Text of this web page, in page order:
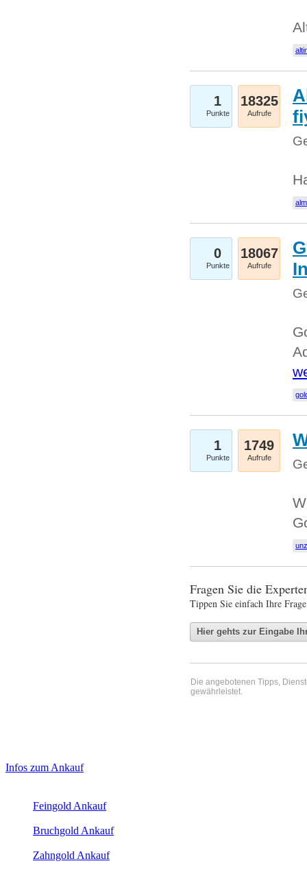
1
Punkte
18325
Aufrufe
0
Punkte
18067
Aufrufe
1
Punkte
1749
Aufrufe
Fragen Sie die
Tippen Sie einfach Ihre
Die angebotenen Tipps,
gewährleistet.
Sidebar
Infos zum Ankauf
Feingold Ankauf
Bruchgold Ankauf
Zahngold Ankauf